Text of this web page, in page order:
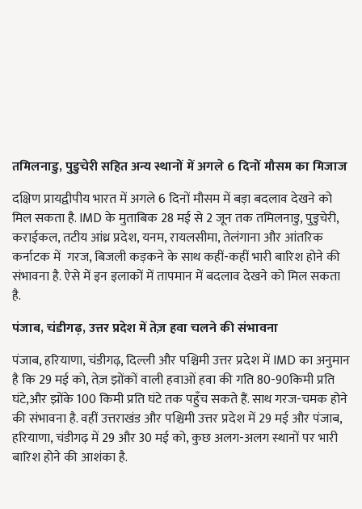
तमिलनाडु, पुडुचेरी सहित अन्य स्थानों में अगले 6 दिनों मौसम का मिजाज
दक्षिण प्रायद्वीपीय भारत में अगले 6 दिनों मौसम में बड़ा बदलाव देखने को
मिल सकता है. IMD के मुताबिक 28 मई से 2 जून तक तमिलनाडु, पुडुचेरी,
कराईकल, तटीय आंध्र प्रदेश, यनम, रायलसीमा, तेलंगाना और आंतरिक
कर्नाटक में गरज, बिजली कड़कने के साथ कहीं-कहीं भारी बारिश होने की
संभावना है. ऐसे में इन इलाकों में तापमान में बदलाव देखने को मिल सकता
है.
पंजाब, चंडीगढ़, उत्तर प्रदेश में तेज़ हवा चलने की संभावना
पंजाब, हरियाणा, चंडीगढ़, दिल्ली और पश्चिमी उत्तर प्रदेश में IMD का अनुमान
है कि 29 मई को, तेज़ झोंकों वाली हवाओं हवा की गति 80-90किमी प्रति
घंटे,और झोंके 100 किमी प्रति घंटे तक पहुँच सकते हैं. साथ गरज-चमक होने
की संभावना है. वहीं उत्तराखंड और पश्चिमी उत्तर प्रदेश में 29 मई और पंजाब,
हरियाणा, चंडीगढ़ में 29 और 30 मई को, कुछ अलग-अलग स्थानों पर भारी
बारिश होने की आशंका है.